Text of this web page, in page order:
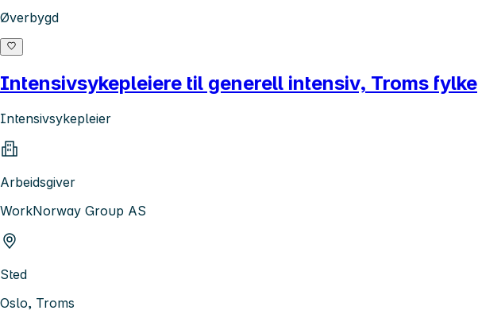
Øverbygd
Intensivsykepleiere til generell intensiv, Troms fylke
Intensivsykepleier
Arbeidsgiver
WorkNorway Group AS
Sted
Oslo, Troms